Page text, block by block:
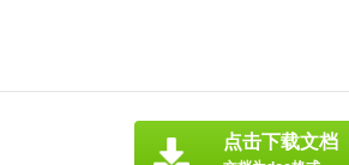
点击下载文档